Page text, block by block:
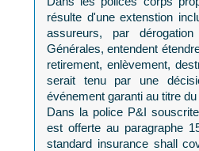
résulte d'une extenstion
assureurs, par
Générales, entendent
retirement, enlèvement,
serait tenu par une
événement garanti au titre
Dans la police P&I
est offerte au paragraphe
standard insurance shall